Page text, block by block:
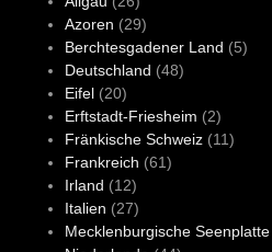
Azoren (29)
Berchtesgadener Land (5)
Deutschland (48)
Eifel(20)
Erftstadt-Friesheim (2)
Fränkische Schweiz(11)
Frankreich (61)
Irland (12)
Italien (27)
Mecklenburgische Seenplatte